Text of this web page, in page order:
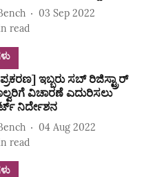
03 Sep 2022
read
ಇಬ್ಬರು ಸಬ್‌ ರಿಜಿಸ್ಟ್ರಾರ್‌
ವಿಚಾರಣೆ ಎದುರಿಸಲು
ನಿರ್ದೇಶನ
04 Aug 2022
read